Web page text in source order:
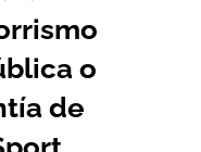
o
de